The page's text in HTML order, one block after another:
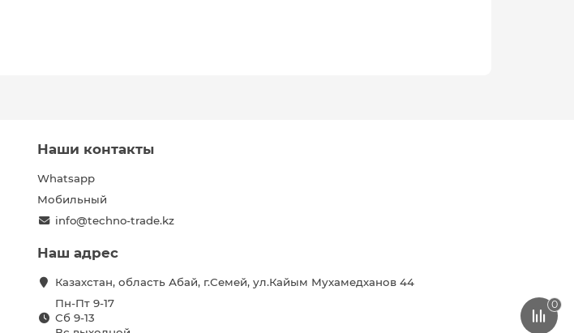
Наши контакты
Whatsapp
Мобильный
info@techno-trade.kz
Наш адрес
Казахстан, область Абай, г.Семей, ул.Кайым Мухамедханов 44
Пн-Пт 9-17
Сб 9-13
0